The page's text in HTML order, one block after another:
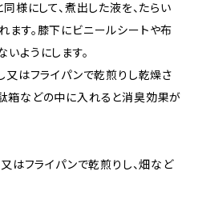
同様にして、煮出した液を、たらい
ます。膝下にビニールシートや布
ようにします。
又はフライパンで乾煎りし乾燥さ
箱などの中に入れると消臭効果が
又はフライパンで乾煎りし、畑など